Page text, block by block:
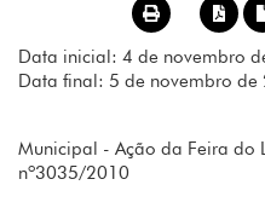
Data inicial: 4 de novembro
Data final: 5 de novembro de
Municipal - Ação da Feira do
nº3035/2010